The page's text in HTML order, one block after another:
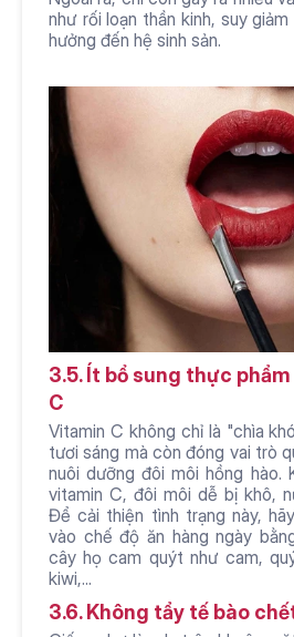
như rối loạn thần kinh, suy
hưởng đến hệ sinh sản.
3.5. Ít bổ sung thực
C
Vitamin C không chỉ là "chìa
tươi sáng mà còn đóng vai trò
nuôi dưỡng đôi môi hồng hào.
vitamin C, đôi môi dễ bị khô,
Để cải thiện tình trạng này,
vào chế độ ăn hàng ngày
cây họ cam quýt như cam,
kiwi,...
3.6. Không tẩy tế bào